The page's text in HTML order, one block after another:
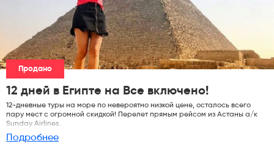
Продано
12 дней в Египте на Все включено!
12-дневные туры на море по невероятно низкой цене, осталось всего
пару мест с огромной скидкой! Перелет прямым рейсом из Астаны а/к
Sunday Airlines.
Подробнее